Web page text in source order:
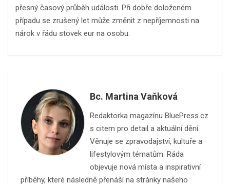
přesný časový průběh události. Při dobře doloženém
případu se zrušený let může změnit z nepříjemnosti na
nárok v řádu stovek eur na osobu.
Bc. Martina Vaňková
Redaktorka magazínu BluePress.cz
s citem pro detail a aktuální dění.
Věnuje se zpravodajství, kultuře a
lifestylovým tématům. Ráda
objevuje nová místa a inspirativní
příběhy, které následně přenáší na stránky našeho